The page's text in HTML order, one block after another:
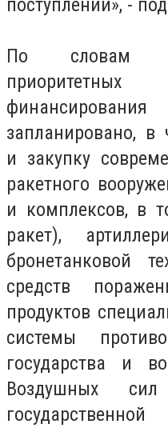
поступлений», -
По словам
запланировано, в
и закупку
ракетного
и комплексов, в
ракет),
бронетанковой
средств
продуктов
системы
государства и
Воздушных